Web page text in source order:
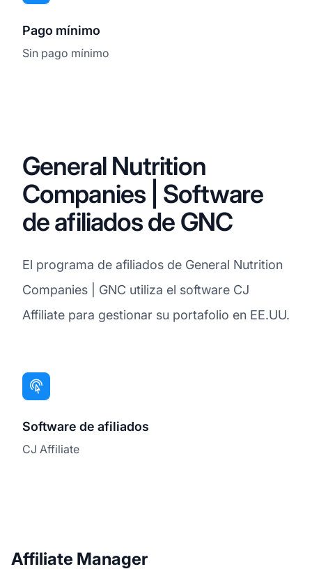
Pago mínimo
Sin pago mínimo
General Nutrition
Companies | Software
de afiliados de GNC
El programa de afiliados de General Nutrition
Companies | GNC utiliza el software CJ
Affiliate para gestionar su portafolio en EE.UU.
Software de afiliados
CJ Affiliate
Affiliate Manager